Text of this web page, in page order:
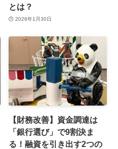
とは？
2026年1月30日
【財務改善】資金調達は
「銀行選び」で9割決ま
る！融資を引き出す2つの